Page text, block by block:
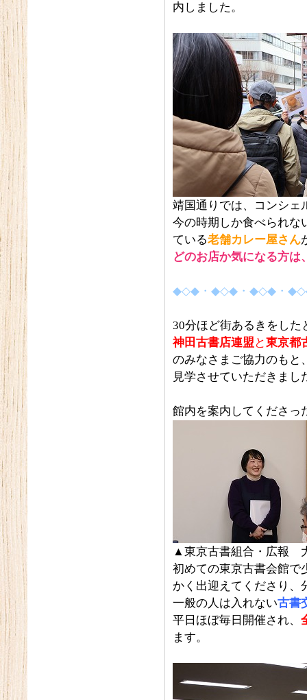
内しました。
靖国通りでは、コンシェ
今の時期しか食べられな
ている老舗カレー屋さん
どのお店か気になる方は
◆◇◆・◆◇◆・◆◇◆・
30分ほど街あるきをし
神田古書店連盟 と東京都
のみなさまご協力のもと
見学させていただきまし
館内を案内してくださっ
▲東京古書組合・広報
初めての東京古書会館で
かく出迎えてくださり、
一般の人は入れない古書
平日ほぼ毎日開催され、
ます。